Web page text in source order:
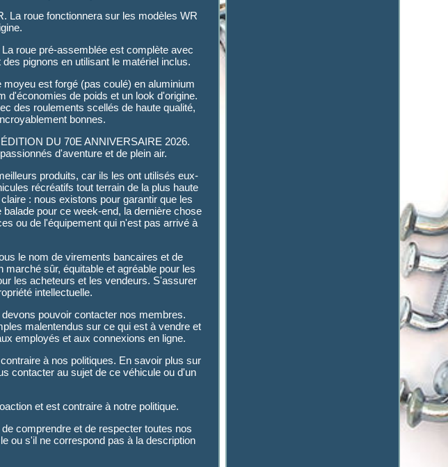
La roue fonctionnera sur les modèles WR
roue pré-assemblée est complète avec
pignons en utilisant le matériel inclus.
est forgé (pas coulé) en aluminium
d'économies de poids et un look d'origine.
des roulements scellés de haute qualité,
bonnes.
DU 70E ANNIVERSAIRE 2026.
d'aventure et de plein air.
produits, car ils les ont utilisés eux-
récréatifs tout terrain de la plus haute
: nous existons pour garantir que les
pour ce week-end, la dernière chose
ou de l'équipement qui n'est pas arrivé à
le nom de virements bancaires et de
sûr, équitable et agréable pour les
les acheteurs et les vendeurs. S'assurer
intellectuelle.
pouvoir contacter nos membres.
malentendus sur ce qui est à vendre et
employés et aux connexions en ligne.
à nos politiques. En savoir plus sur
contacter au sujet de ce véhicule ou d'un
et est contraire à notre politique.
comprendre et de respecter toutes nos
ou s'il ne correspond pas à la description